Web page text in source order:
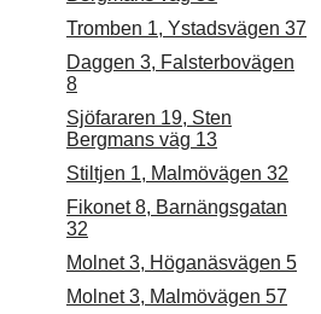
Tromben 1, Ystadsvägen 37
Daggen 3, Falsterbovägen
8
Sjöfararen 19, Sten
Bergmans väg 13
Stiltjen 1, Malmövägen 32
Fikonet 8, Barnängsgatan
32
Molnet 3, Höganäsvägen 5
Molnet 3, Malmövägen 57